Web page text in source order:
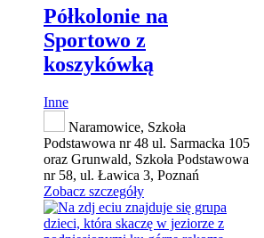
Półkolonie na
Sportowo z
koszykówką
Inne
Naramowice, Szkoła
Podstawowa nr 48 ul. Sarmacka 105
oraz Grunwald, Szkoła Podstawowa
nr 58, ul. Ławica 3, Poznań
Zobacz szczegóły